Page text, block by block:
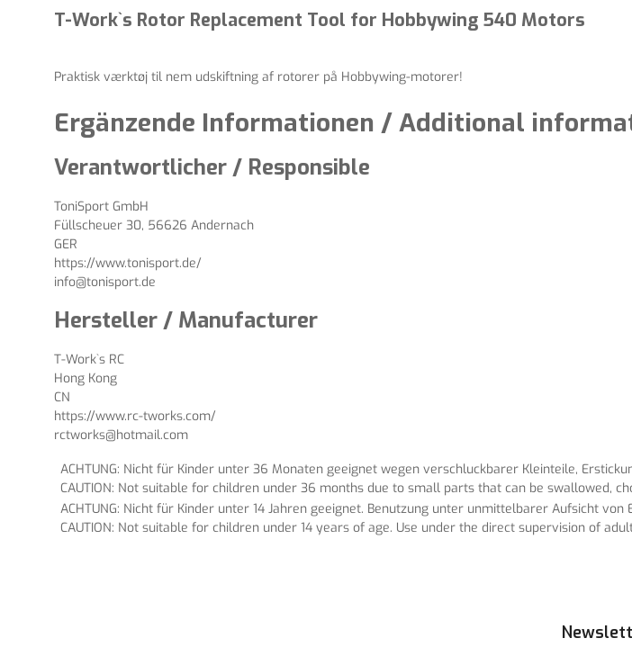
T-Work`s Rotor Replacement Tool for Hobbywing 540 Motors
Praktisk værktøj til nem udskiftning af rotorer på Hobbywing-motorer!
Ergänzende Informationen / Additional
Verantwortlicher / Responsible
ToniSport GmbH
Füllscheuer 30, 56626 Andernach
GER
https://www.tonisport.de/
info@tonisport.de
Hersteller / Manufacturer
T-Work`s RC
Hong Kong
CN
https://www.rc-tworks.com/
rctworks@hotmail.com
ACHTUNG: Nicht für Kinder unter 36 Monaten geeignet wegen verschluckbarer Kleinteile,
CAUTION: Not suitable for children under 36 months due to small parts that can be swallowed,
ACHTUNG: Nicht für Kinder unter 14 Jahren geeignet. Benutzung unter unmittelbarer Aufsicht von
CAUTION: Not suitable for children under 14 years of age. Use under the direct supervision of